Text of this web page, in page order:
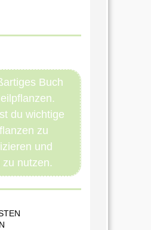
Buch
du wichtige
zu
und
zu nutzen.